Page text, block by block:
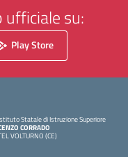
ufficiale su:
Play Store
Statale di Istruzione Superiore
CORRADO
VOLTURNO (CE)